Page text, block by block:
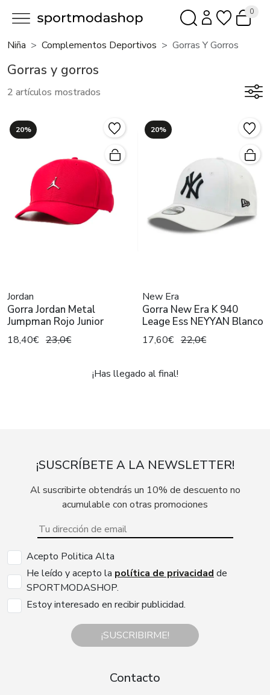
0
Niña Complementos Deportivos Gorras Y Gorros
Gorras y gorros
2 artículos mostrados
20%
Jordan
Gorra Jordan Metal
Jumpman Rojo Junior
18,40€ 23,0€
20%
New Era
Gorra New Era K 940
Leage Ess NEYYAN Blanco
17,60€ 22,0€
¡Has llegado al final!
¡SUSCRÍBETE A LA NEWSLETTER!
Al suscribirte obtendrás un 10% de descuento no
acumulable con otras promociones
Acepto Politica Alta
He leído y acepto la política de privacidad de
SPORTMODASHOP.
Estoy interesado en recibir publicidad.
¡SUSCRIBIRME!
Contacto